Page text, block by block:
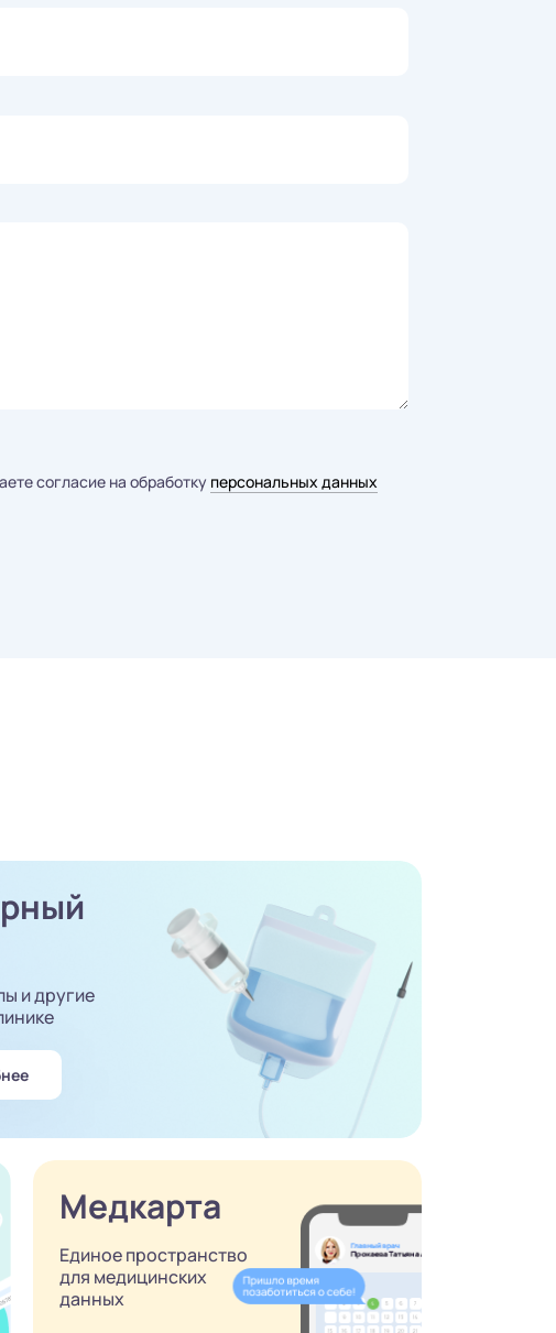
согласие на обработку персональных данных
и другие
Медкарта
Единое пространство
для медицинских
данных